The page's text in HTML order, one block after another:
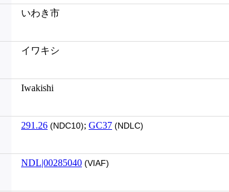
いわき市
イワキシ
Iwakishi
291.26 (NDC10); GC37 (NDLC)
NDL|00285040 (VIAF)